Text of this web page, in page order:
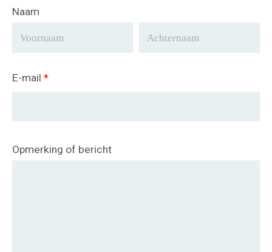
Naam
E-mail *
Opmerking of bericht